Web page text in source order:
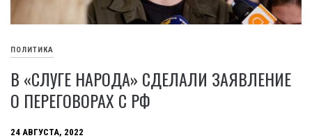
ПОЛИТИКА
В «СЛУГЕ НАРОДА» СДЕЛАЛИ ЗАЯВЛЕНИЕ
О ПЕРЕГОВОРАХ С РФ
24 АВГУСТА, 2022